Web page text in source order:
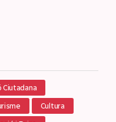
Cultura